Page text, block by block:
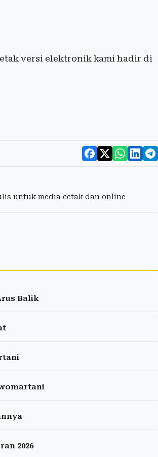
versi elektronik kami hadir di
untuk media cetak dan online
Balik
2026